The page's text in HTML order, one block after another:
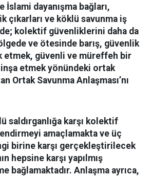
İslami dayanışma bağları,
çıkarları ve köklü savunma iş
kolektif güvenliklerini daha da
ve ötesinde barış, güvenlik
etmek, güvenli ve müreffeh bir
etmek yönündeki ortak
Ortak Savunma Anlaşması’nı
saldırganlığa karşı kolektif
amaçlamakta ve üç
birine karşı gerçekleştirilecek
hepsine karşı yapılmış
bağlamaktadır. Anlaşma ayrıca,